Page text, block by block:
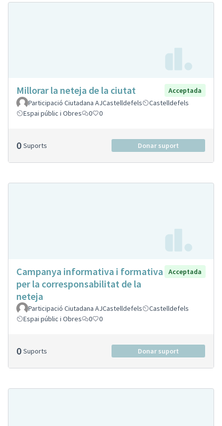
Millorar la neteja de la ciutat
Acceptada
Participació Ciutadana AJCastelldefels
Castelldefels
Espai públic i Obres
0 0
0 Suports Donar suport
Campanya informativa i formativa
per la corresponsabilitat de la
neteja
Acceptada
Participació Ciutadana AJCastelldefels
Castelldefels
Espai públic i Obres
0 0
0 Suports Donar suport